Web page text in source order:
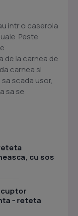
intr o caserola
Peste
de la carnea de
carnea si
scada usor,
sa se
cu sos
cuptor
- reteta